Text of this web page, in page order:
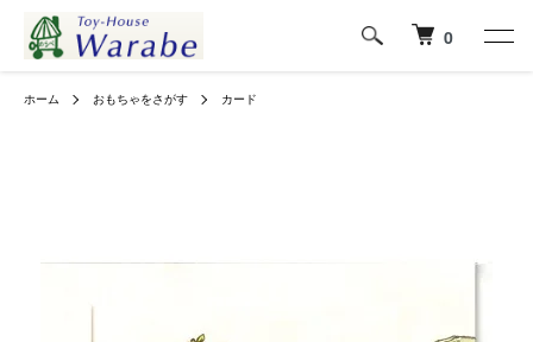
0
ホーム おもちゃをさがす カード